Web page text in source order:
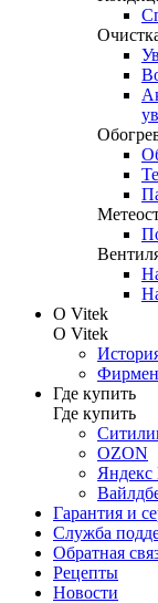
О Vitek
О Vitek
Где купить
Где купить
OZON
Яндекс
Гарантия и
Служба
Обратная
Рецепты
Новости